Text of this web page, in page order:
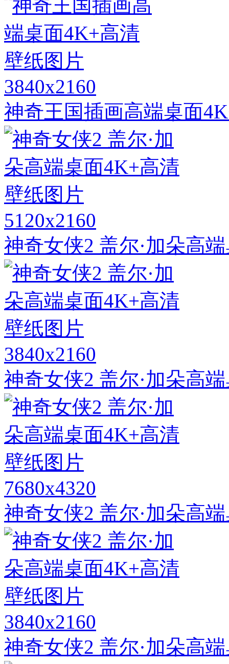
3840x2160
神奇王国插画高端桌面
5120x2160
神奇女侠2 盖尔·加朵高
3840x2160
神奇女侠2 盖尔·加朵高
7680x4320
神奇女侠2 盖尔·加朵高
3840x2160
神奇女侠2 盖尔·加朵高